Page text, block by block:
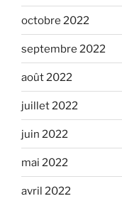
octobre 2022
septembre 2022
août 2022
juillet 2022
juin 2022
mai 2022
avril 2022